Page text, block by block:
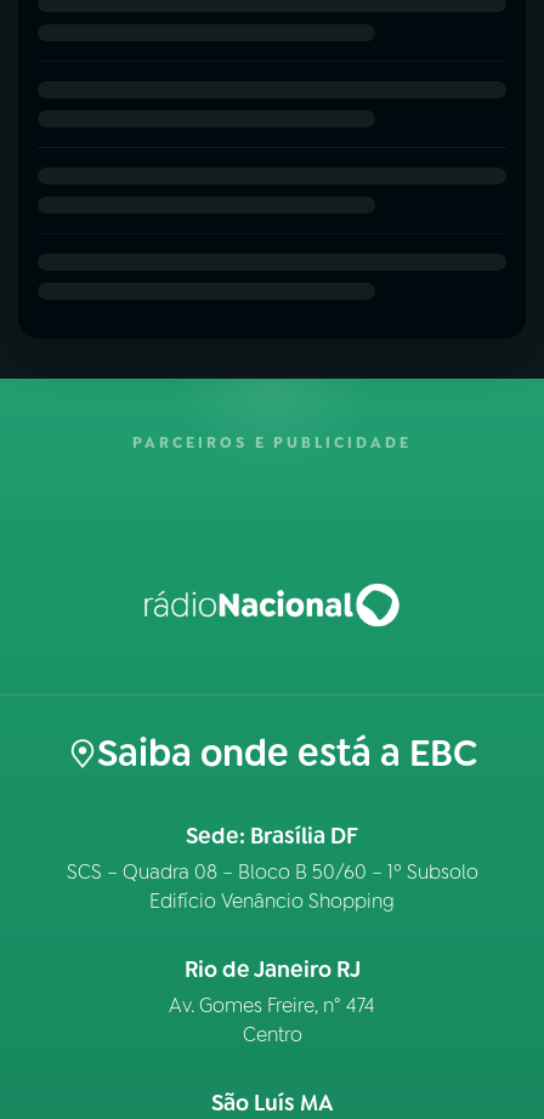
PARCEIROS E PUBLICIDADE
Saiba onde está a EBC
Sede: Brasília DF
SCS – Quadra 08 – Bloco B 50/60 – 1º Subsolo
Edifício Venâncio Shopping
Rio de Janeiro RJ
Av. Gomes Freire, n° 474
Centro
São Luís MA